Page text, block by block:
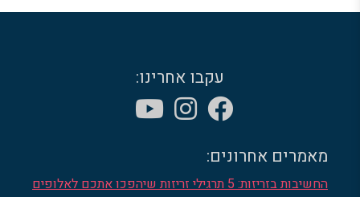
עקבו אחרינו:
מאמרים אחרונים:
החשיבות בזריזות: 5 תרגילי זריזות שיהפכו אתכם לאלופים